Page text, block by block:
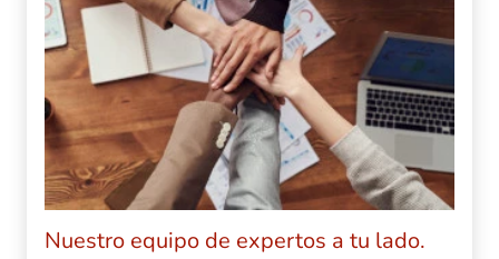
Nuestro equipo de expertos a tu lado.